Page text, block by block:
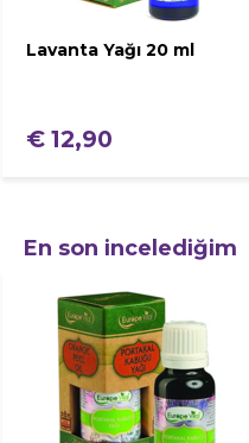
Lavanta Yağı 20 ml
€ 12,90
En son incelediğim